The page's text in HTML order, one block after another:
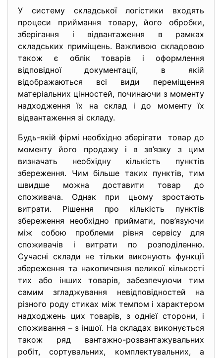
У систему складської логістики входять
процеси приймання товару, його обробки,
зберігання і відвантаження в рамках
складських приміщень. Важливою складовою
також є облік товарів і оформлення
відповідної документації, в якій
відображаються всі види переміщення
матеріальних цінностей, починаючи з моменту
надходження їх на склад і до моменту їх
відвантаження зі складу.
Будь-якій фірмі необхідно зберігати товар до
моменту його продажу і в зв’язку з цим
визначать необхідну кількість пунктів
збереження. Чим більше таких пунктів, тим
швидше можна доставити товар до
споживача. Однак при цьому зростають
витрати. Рішення про кількість пунктів
збереження необхідно приймати, пов’язуючи
між собою проблеми рівня сервісу для
споживачів і витрати по розподіленню.
Сучасні склади не тільки виконують функції
збереження та накопичення великої кількості
тих або інших товарів, забезпечуючи тим
самим згладжування невідповідностей на
різного роду стиках між темпом і характером
надходжень цих товарів, з однієї сторони, і
споживання – з іншої. На складах виконується
також ряд вантажно-розвантажувальних
робіт, сортувальних, комплектувальних, а